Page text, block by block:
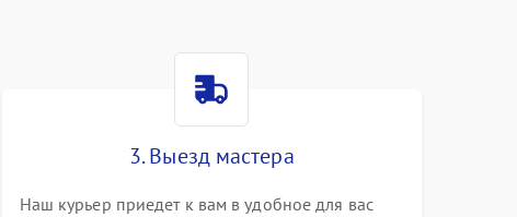
3. Выезд мастера
Наш курьер приедет к вам в удобное для вас